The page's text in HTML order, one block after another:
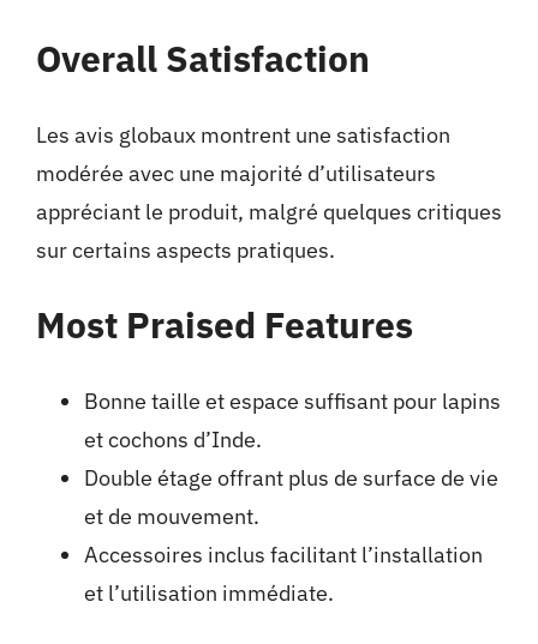
Overall Satisfaction
Les avis globaux montrent une satisfaction
modérée avec une majorité d’utilisateurs
appréciant le produit, malgré quelques critiques
sur certains aspects pratiques.
Most Praised Features
Bonne taille et espace suffisant pour lapins
et cochons d’Inde.
Double étage offrant plus de surface de vie
et de mouvement.
Accessoires inclus facilitant l’installation
et l’utilisation immédiate.